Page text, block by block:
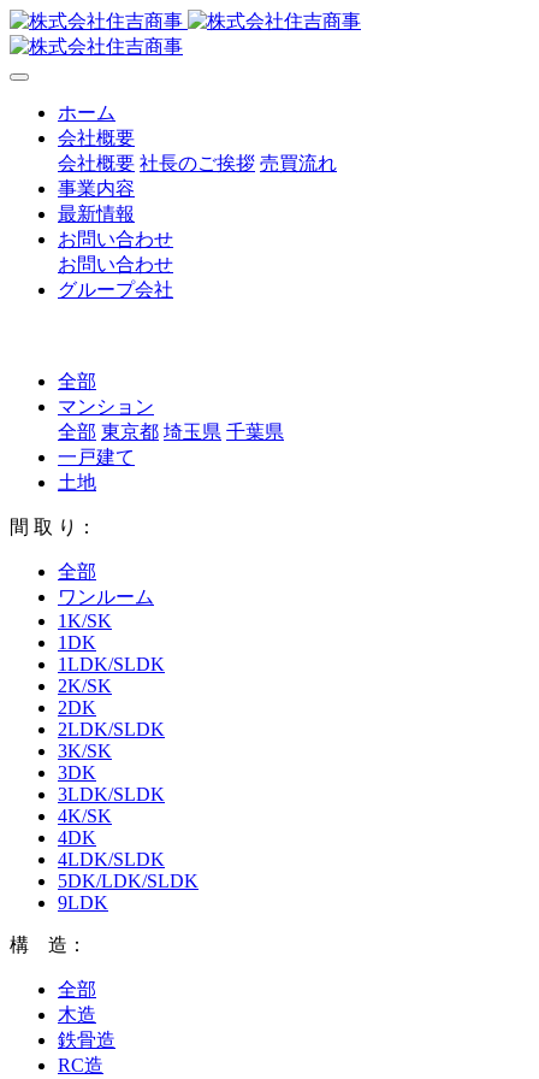
ホーム
会社概要
会社概要 社長のご挨拶 売買流れ
事業内容
最新情報
お問い合わせ
お問い合わせ
グループ会社
全部
マンション
全部 東京都 埼玉県 千葉県
一戸建て
土地
間 取 り：
全部
ワンルーム
1K/SK
1DK
1LDK/SLDK
2K/SK
2DK
2LDK/SLDK
3K/SK
3DK
3LDK/SLDK
4K/SK
4DK
4LDK/SLDK
5DK/LDK/SLDK
9LDK
構 造：
全部
木造
鉄骨造
RC造